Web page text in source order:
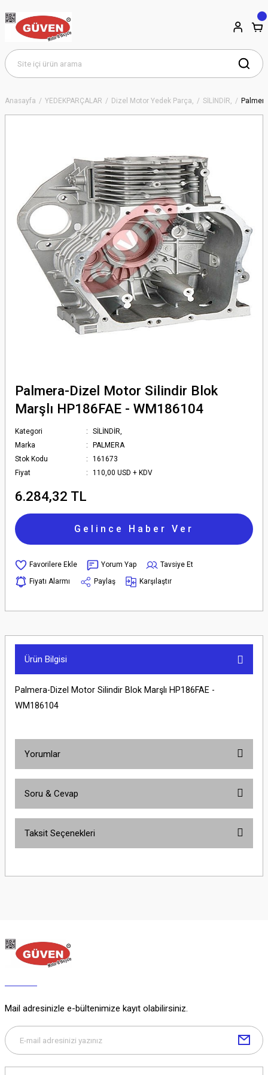
Anasayfa YEDEKPARÇALAR Dizel Motor Yedek Parça, SİLİNDİR,
Palmera-Dizel Motor Silindir Blok
Marşlı HP186FAE - WM186104
Kategori
SİLİNDİR,
Marka
PALMERA
Stok Kodu
161673
Fiyat
110,00 USD + KDV
6.284,32 TL
Gelince Haber Ver
Yorum Yap
Tavsiye Et
Fiyatı Alarmı
Paylaş Karşılaştır
Ürün Bilgisi
Palmera-Dizel Motor Silindir Blok Marşlı HP186FAE -
WM186104
Yorumlar
Soru & Cevap
Soru Sor
Taksit Seçenekleri
Mail adresinizle e-bültenimize kayıt olabilirsiniz.